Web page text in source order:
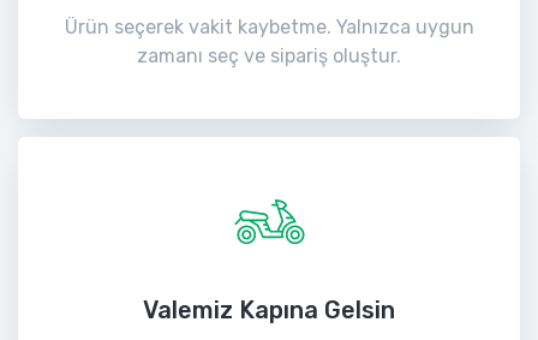
Ürün seçerek vakit kaybetme. Yalnızca uygun
zamanı seç ve sipariş oluştur.
Valemiz Kapına Gelsin